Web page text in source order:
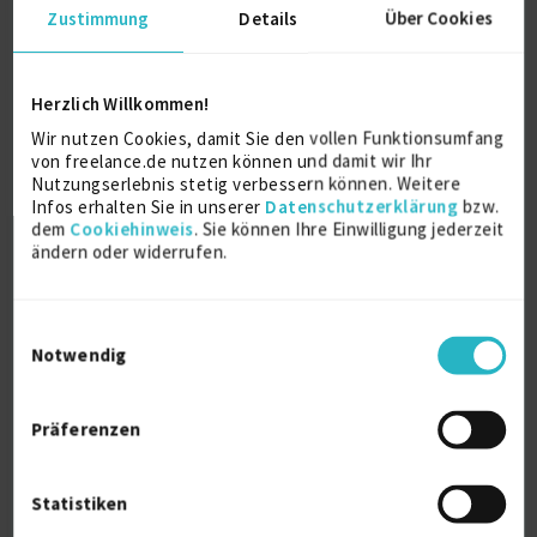
Zustimmung Details Über Cookies
Herzlich Willkommen!
Wir nutzen Cookies, damit Sie den vollen Funktionsumfang
von freelance.de nutzen können und damit wir Ihr
Nutzungserlebnis stetig verbessern können. Weitere
Infos erhalten Sie in unserer Datenschutzerklärung bzw.
dem Cookiehinweis. Sie können Ihre Einwilligung jederzeit
ändern oder widerrufen.
Notwendig
Präferenzen
Statistiken
zertifizierter Business-Coach, Trainer und
Berater
Training - Coaching-Kompetenzen
27 J.
auf Anfrage